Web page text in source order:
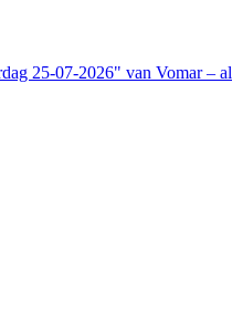
25-07-2026" van Vomar –